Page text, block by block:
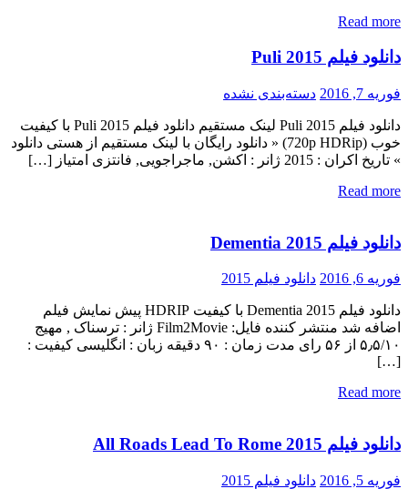
Read more
دانلود فیلم Puli 2015
فوریه 7, 2016 دسته‌بندی نشده
دانلود فیلم Puli 2015 لینک مستقیم دانلود فیلم Puli 2015 با کیفیت
خوب (720p HDRip) « دانلود رایگان با لینک مستقیم از هستی دانلود
» تاریخ اکران : 2015 ژانر : اکشن, ماجراجویی, فانتزی امتیاز […]
Read more
دانلود فیلم Dementia 2015
فوریه 6, 2016 دانلود فیلم 2015
دانلود فیلم Dementia 2015 با کیفیت HDRIP پیش نمایش فیلم
اضافه شد منتشر کننده فایل: Film2Movie ژانر : ترسناک , مهیج
۵٫۵/۱۰ از ۵۶ رای مدت زمان : ۹۰ دقیقه زبان : انگلیسی کیفیت :
[…]
Read more
دانلود فیلم All Roads Lead To Rome 2015
فوریه 5, 2016 دانلود فیلم 2015